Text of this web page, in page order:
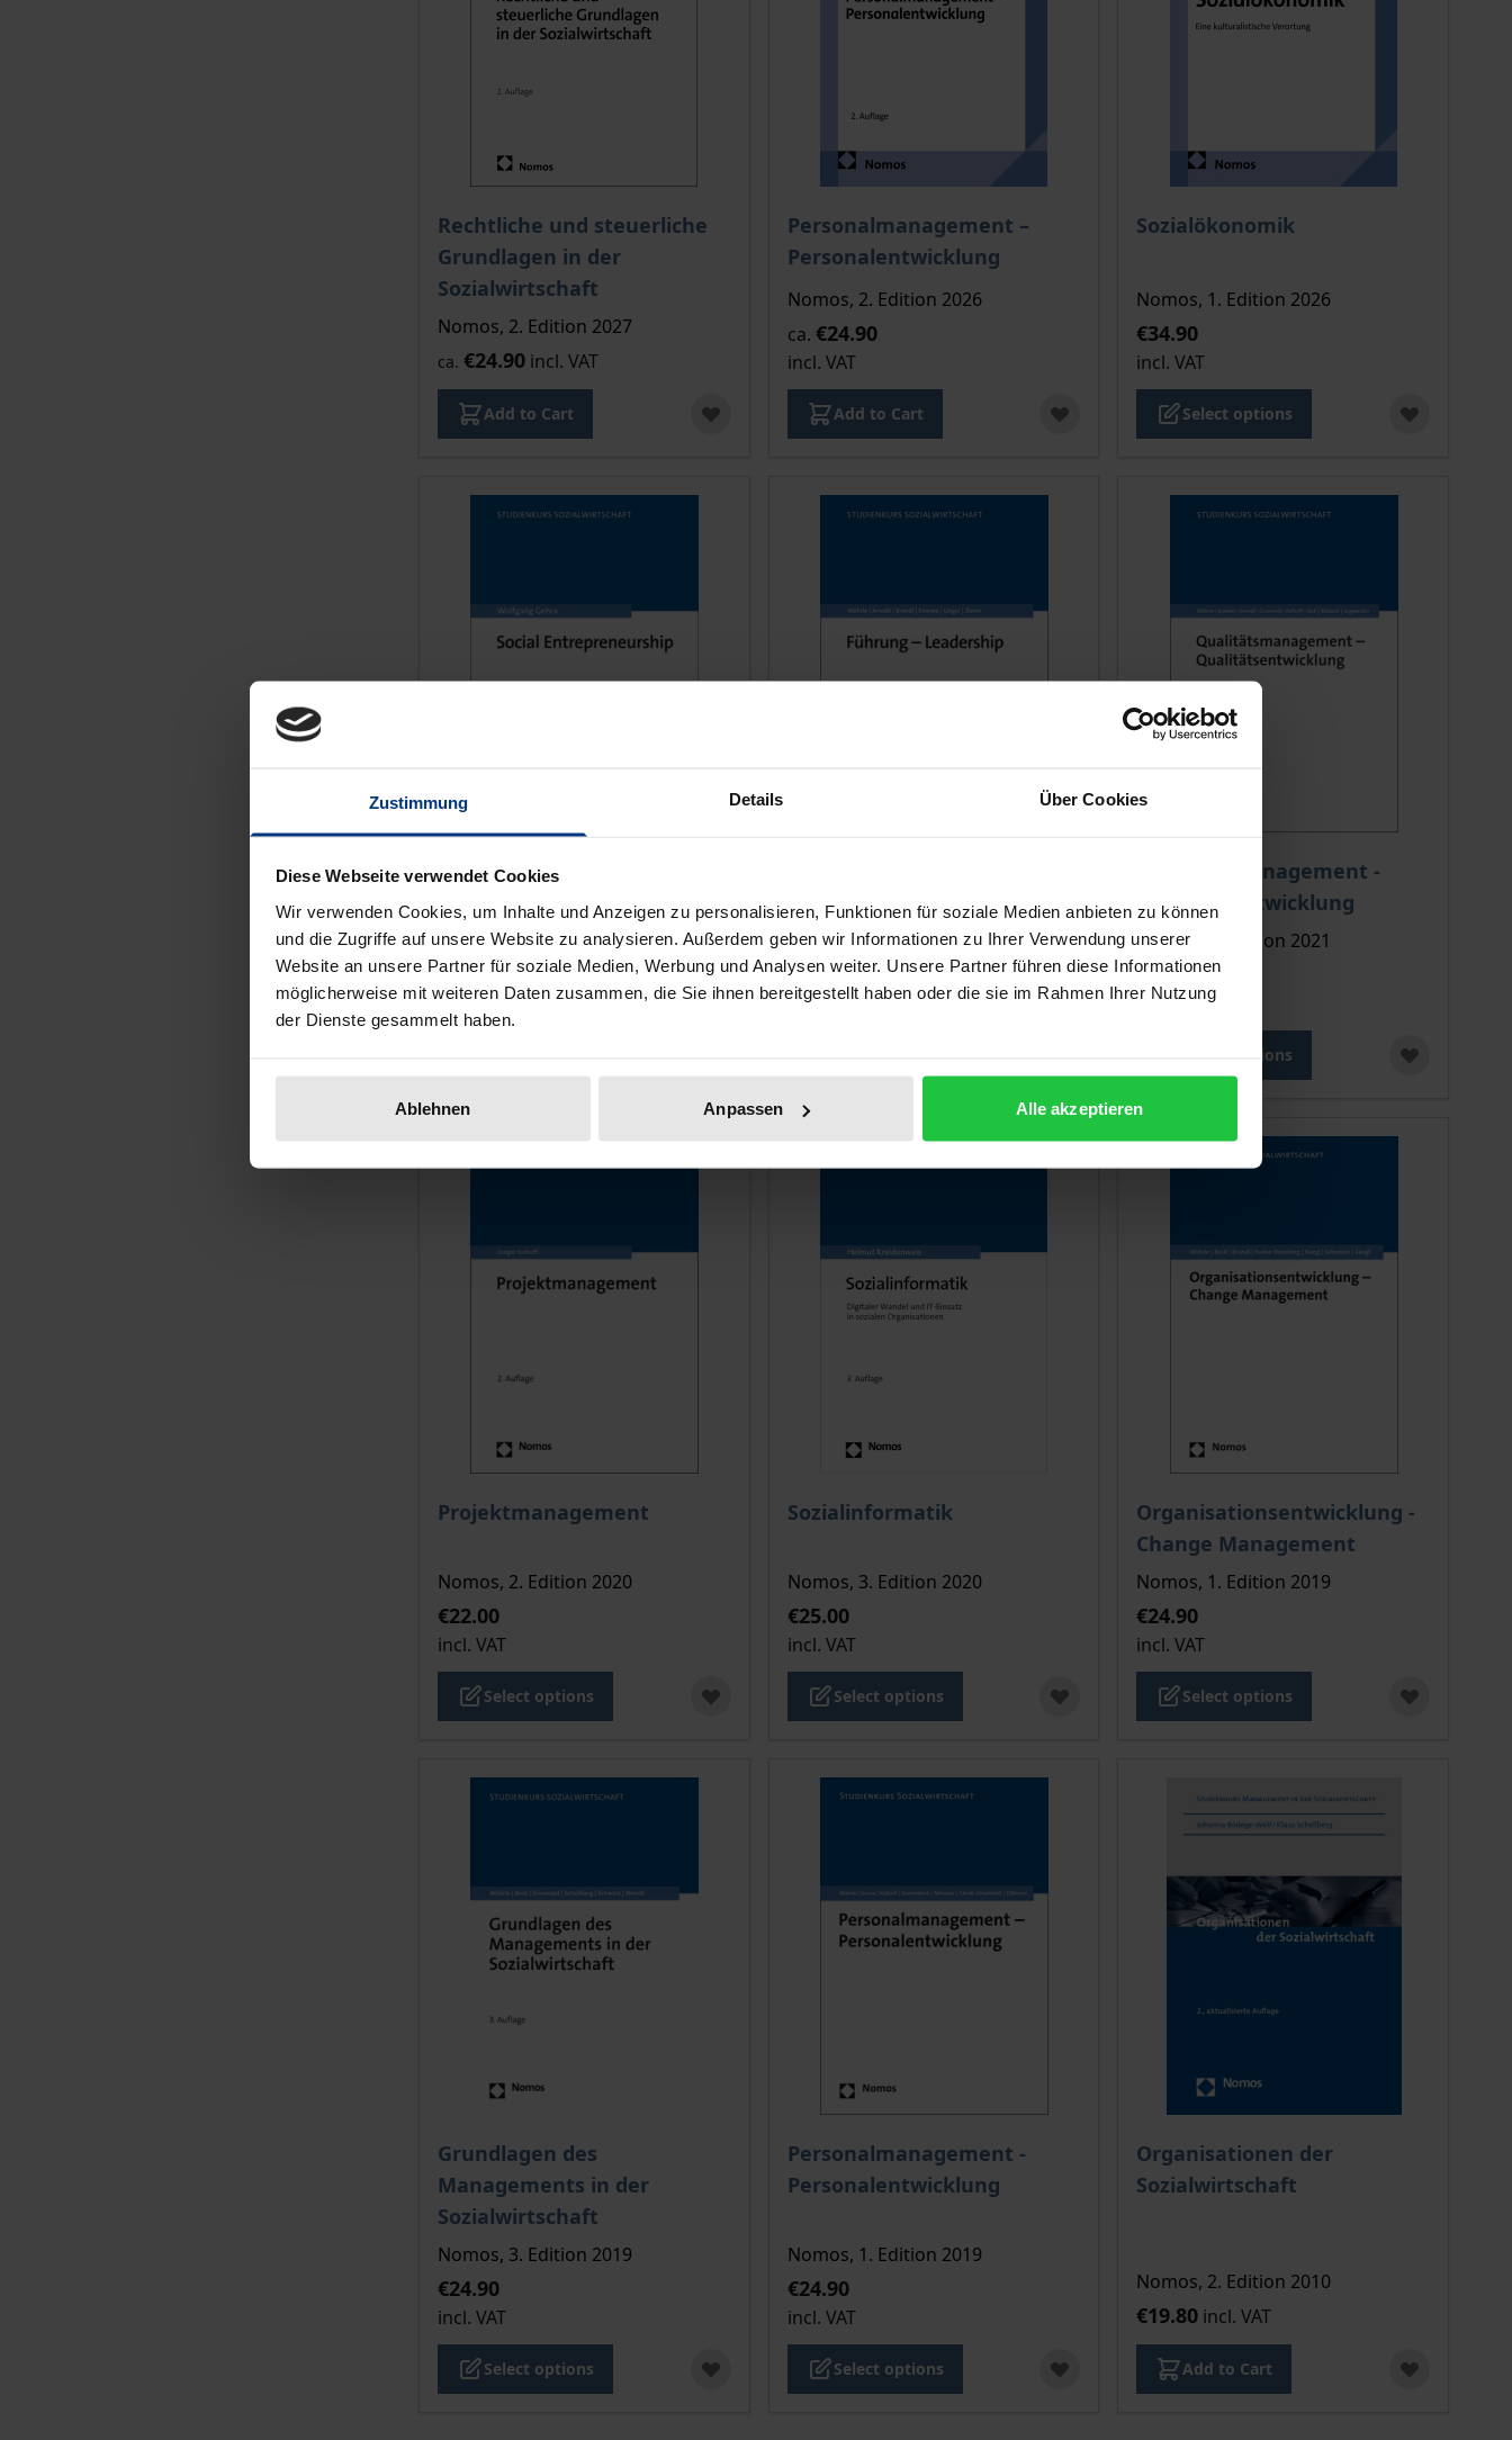
Zustimmung Details Über Cookies
Diese Webseite verwendet Cookies
Wir verwenden Cookies, um Inhalte und Anzeigen zu personalisieren, Funktionen für soziale Medien anbieten zu können
und die Zugriffe auf unsere Website zu analysieren. Außerdem geben wir Informationen zu Ihrer Verwendung unserer
Website an unsere Partner für soziale Medien, Werbung und Analysen weiter. Unsere Partner führen diese Informationen
möglicherweise mit weiteren Daten zusammen, die Sie ihnen bereitgestellt haben oder die sie im Rahmen Ihrer Nutzung
der Dienste gesammelt haben.
Ablehnen Anpassen Alle akzeptieren
Rechtliche und steuerliche
Grundlagen in der
Sozialwirtschaft
Nomos, 2. Edition 2027
ca. €24.90 incl. VAT
Add to Cart
Personalmanagement –
Personalentwicklung
The price depends on the options chosen on the product page
Nomos, 2. Edition 2026
ca. €24.90
incl. VAT
Add to Cart
Sozialökonomik
The price depends on the options chosen
Nomos, 1. Edition 2026
€34.90
incl. VAT
Select options
Social Entrepreneurship
Nomos, 1. Edition 2023
€19.00
incl. VAT
Nomos, 1. Edition 2022
€26.00
incl. VAT
Qualitätsmanagement -
Qualitätsentwicklung
Nomos, 1. Edition 2021
€22.00
incl. VAT
Select options
Projektmanagement
The price depends on the options chosen on the product page
Nomos, 2. Edition 2020
€22.00
incl. VAT
Select options
Sozialinformatik
The price depends on the options chosen on the product page
Nomos, 3. Edition 2020
€25.00
incl. VAT
Select options
Organisationsentwicklung -
Change Management
The price depends on the options chosen
Nomos, 1. Edition 2019
€24.90
incl. VAT
Select options
Grundlagen des
Managements in der
Sozialwirtschaft
The price depends on the options chosen on the product page
Nomos, 3. Edition 2019
€24.90
incl. VAT
Select options
Personalmanagement -
Personalentwicklung
The price depends on the options chosen on the product page
Nomos, 1. Edition 2019
€24.90
incl. VAT
Select options
Organisationen der
Sozialwirtschaft
Nomos, 2. Edition 2010
€19.80 incl. VAT
Add to Cart